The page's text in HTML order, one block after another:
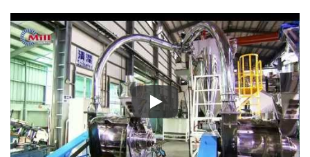
Tahıllar, Fasulyeler, Şeker,